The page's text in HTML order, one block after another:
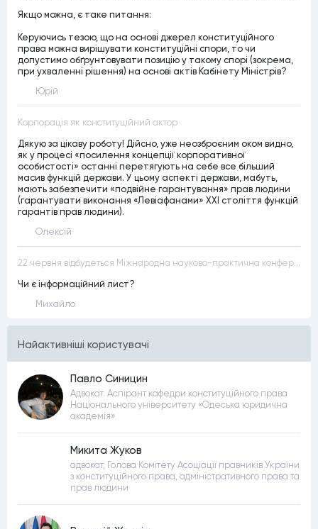
Якщо можна, є таке питання:
Керуючись тезою, що на основі джерел конституційного
права можна вирішувати конституційні спори, то чи
допустимо обґрунтовувати позицію у такому спорі (зокрема,
при ухваленні рішення) на основі актів Кабінету Міністрів?
Юрій
Корпорація як конституційний актор
Дякую за цікаву роботу! Дійсно, уже неозброєним оком видно,
як у процесі «посилення концепції корпоративної
особистості» останні перетягують на себе все більший
масив функцій держави. У цьому аспекті держави, мабуть,
мають забезпечити «подвійне гарантування» прав людини
(гарантувати виконання «Левіафанами» ХХІ століття функцій
гарантів прав людини).
Олексій
22 червня відбудеться Міжнародна науково-практична конференція “Конституційна демократія в умовах загроз територіальній цілісності та національній безпеці”
Чи є інформаційний лист?
Михайло
Найактивнiшi користувачi
Павло Синицин
Адвокат. Аспірант кафедри конституційного права
Національного університету «Одеська юридична
академія»
Микита Жуков
адвокат, Голова Комітету Асоціації правників України
з конституційного права, адміністративного права та
прав людини